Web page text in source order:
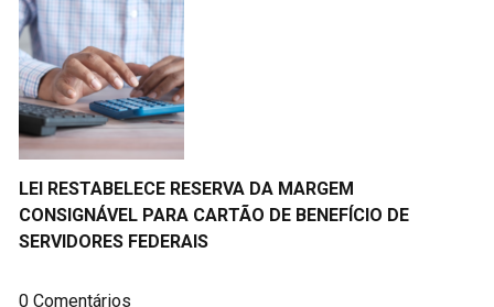
LEI RESTABELECE RESERVA DA MARGEM
CONSIGNÁVEL PARA CARTÃO DE BENEFÍCIO DE
SERVIDORES FEDERAIS
0 Comentários